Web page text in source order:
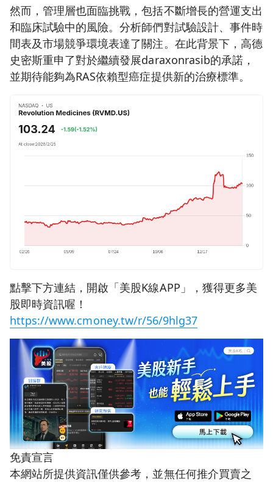
然而，管理層也面臨挑戰，包括不斷增長的營運支出
和臨床試驗中的風險。分析師們對試驗設計、事件時
間表及市場競爭環境表達了關注。在此背景下，高德
史密斯重申了對於繼續發展daraxonrasib的承諾，
並期待能夠為RAS依賴型癌症提供新的治療標準。
點擊下方連結，開啟「美股K線APP」，獲得更多美
股即時資訊喔！
https://www.cmoney.tw/r/56/9hlg37
免責宣言
本網站所提供資訊僅供參考，並無任何推介買賣之